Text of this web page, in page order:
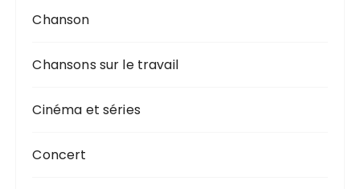
Chanson
Chansons sur le travail
Cinéma et séries
Concert